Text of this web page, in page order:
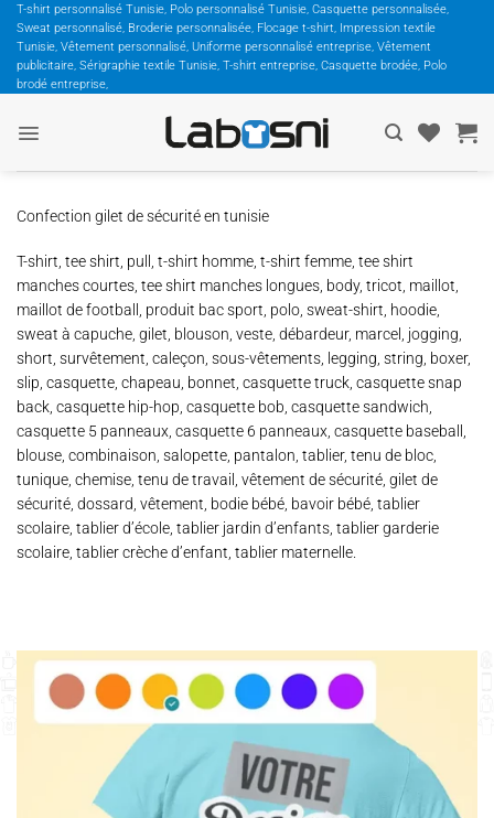
Passer
contenu
T-shirt personnalisé Tunisie, Polo personnalisé Tunisie, Casquette personnalisée,
Sweat personnalisé, Broderie personnalisée, Flocage t-shirt, Impression textile
Tunisie, Vêtement personnalisé, Uniforme personnalisé entreprise, Vêtement
publicitaire, Sérigraphie textile Tunisie, T-shirt entreprise, Casquette brodée, Polo
brodé entreprise,
Confection gilet de sécurité en tunisie
T-shirt, tee shirt, pull, t-shirt homme, t-shirt femme, tee shirt
manches courtes, tee shirt manches longues, body, tricot, maillot,
maillot de football, produit bac sport, polo, sweat-shirt, hoodie,
sweat à capuche, gilet, blouson, veste, débardeur, marcel, jogging,
short, survêtement, caleçon, sous-vêtements, legging, string, boxer,
slip, casquette, chapeau, bonnet, casquette truck, casquette snap
back, casquette hip-hop, casquette bob, casquette sandwich,
casquette 5 panneaux, casquette 6 panneaux, casquette baseball,
blouse, combinaison, salopette, pantalon, tablier, tenu de bloc,
tunique, chemise, tenu de travail, vêtement de sécurité, gilet de
sécurité, dossard, vêtement, bodie bébé, bavoir bébé, tablier
scolaire, tablier d’école, tablier jardin d’enfants, tablier garderie
scolaire, tablier crèche d’enfant, tablier maternelle.